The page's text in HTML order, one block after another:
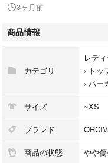
フレンチテリー ジップアップ
[型式番号/モデル]
RC-9007
AB（状態の良い中古品)
全体もしくは一部に少々の
程のダメージはなく比較的
[カラー]
[製造国]
[サイズ]
3ヶ月前
商品情報
カテゴリ
レデ
› トッ
› パー
サイズ ~XS
ブランド
商品の状態 やや